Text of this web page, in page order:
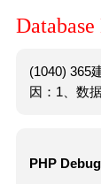
(1040) 365
因：1、数
PHP Debug